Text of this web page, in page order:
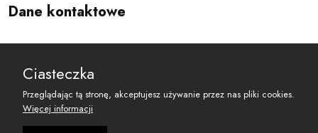
Dane kontaktowe
reset@resetobywatelski.pl
Ciasteczka
Przeglądając tą stronę, akceptujesz używanie przez nas pliki cookies.
Więcej informacji